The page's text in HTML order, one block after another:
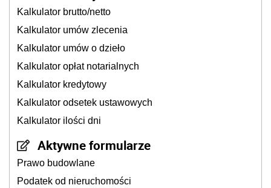
Kalkulator brutto/netto
Kalkulator umów zlecenia
Kalkulator umów o dzieło
Kalkulator opłat notarialnych
Kalkulator kredytowy
Kalkulator odsetek ustawowych
Kalkulator ilości dni
Aktywne formularze
Prawo budowlane
Podatek od nieruchomości